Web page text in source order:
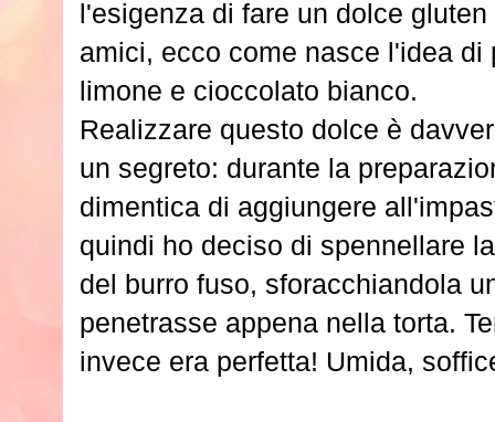
l'esigenza di fare un dolce
amici, ecco come nasce l'idea di
limone e cioccolato bianco.
Realizzare questo dolce è
un segreto: durante la
dimentica di aggiungere
quindi ho deciso di spennellare
del burro fuso, sforacchiandola
penetrasse appena nella torta.
invece era perfetta! Umida,